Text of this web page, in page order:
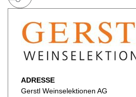
ADRESSE
Gerstl Weinselektionen AG